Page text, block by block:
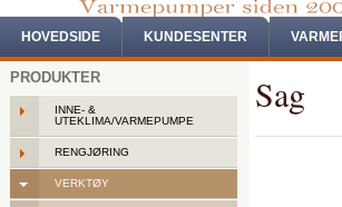
HOVEDSIDE KUNDESENTER
PRODUKTER
INNE- &
UTEKLIMA/VARMEPUMPE
RENGJØRING
VERKTØY
Sag